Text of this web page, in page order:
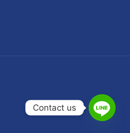
Contact us